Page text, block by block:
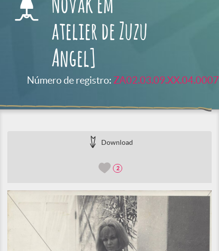
Novak em
atelier de Zuzu
Angel]
Número de registro: ZA02.03.09.XX.04.0007
Download
2